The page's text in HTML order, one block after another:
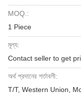
MOQ.:
1 Piece
মূল্য:
Contact seller to get
অর্থ প্রদানের শর্তাবলী:
T/T, Western Union,